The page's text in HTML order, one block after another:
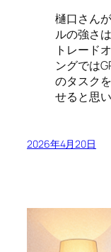
樋口さん
ルの強さ
トレード
ングでは
のタスク
せると思い
2026年4月20日